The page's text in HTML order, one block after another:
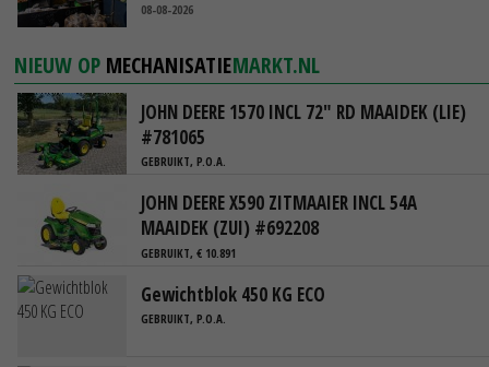
08-08-2026
NIEUW OP MECHANISATIEMARKT.NL
JOHN DEERE 1570 INCL 72" RD MAAIDEK (LIE)
#781065
GEBRUIKT, P.O.A.
JOHN DEERE X590 ZITMAAIER INCL 54A
MAAIDEK (ZUI) #692208
GEBRUIKT, € 10.891
Gewichtblok 450 KG ECO
GEBRUIKT, P.O.A.